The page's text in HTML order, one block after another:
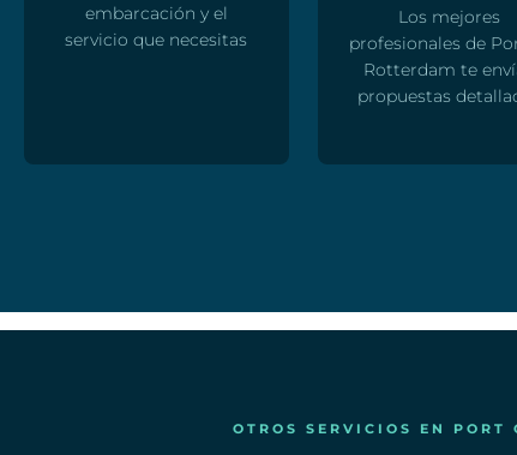
embarcación y el
servicio que necesitas
Los mejores
profesionales de
Rotterdam te
propuestas
OTROS SERVICIOS EN PORT